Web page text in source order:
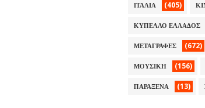
ΙΤΑΛΙΑ (405)
ΚΥΠΕΛΛΟ ΕΛΛΑΔΟΣ
ΜΕΤΑΓΡΑΦΕΣ (672)
ΜΟΥΣΙΚΗ (156)
ΠΑΡΑΞΕΝΑ (13)